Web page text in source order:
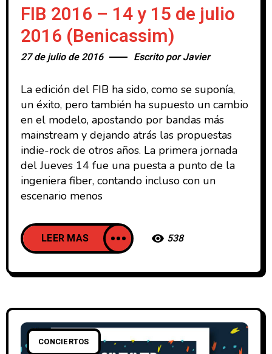
FIB 2016 – 14 y 15 de julio
2016 (Benicassim)
27 de julio de 2016 Escrito porJavier
La edición del FIB ha sido, como se suponía,
un éxito, pero también ha supuesto un cambio
en el modelo, apostando por bandas más
mainstream y dejando atrás las propuestas
indie-rock de otros años. La primera jornada
del Jueves 14 fue una puesta a punto de la
ingeniera fiber, contando incluso con un
escenario menos
LEER MAS 538
CONCIERTOS